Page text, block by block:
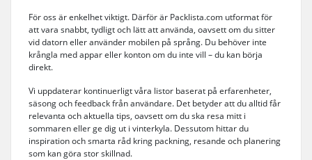
För oss är enkelhet viktigt. Därför är Packlista.com utformat för
att vara snabbt, tydligt och lätt att använda, oavsett om du sitter
vid datorn eller använder mobilen på språng. Du behöver inte
krångla med appar eller konton om du inte vill – du kan börja
direkt.
Vi uppdaterar kontinuerligt våra listor baserat på erfarenheter,
säsong och feedback från användare. Det betyder att du alltid får
relevanta och aktuella tips, oavsett om du ska resa mitt i
sommaren eller ge dig ut i vinterkyla. Dessutom hittar du
inspiration och smarta råd kring packning, resande och planering
som kan göra stor skillnad.